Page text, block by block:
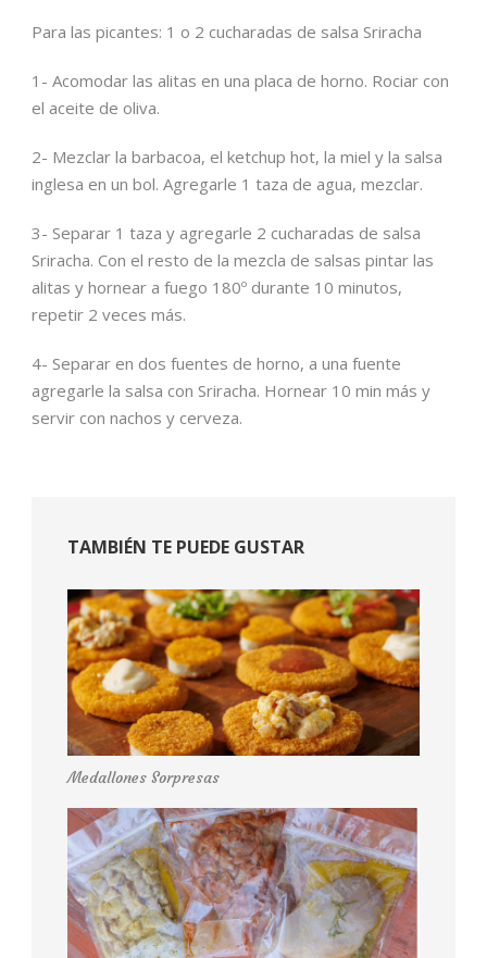
Para las picantes: 1 o 2 cucharadas de salsa Sriracha
1- Acomodar las alitas en una placa de horno. Rociar con
el aceite de oliva.
2- Mezclar la barbacoa, el ketchup hot, la miel y la salsa
inglesa en un bol. Agregarle 1 taza de agua, mezclar.
3- Separar 1 taza y agregarle 2 cucharadas de salsa
Sriracha. Con el resto de la mezcla de salsas pintar las
alitas y hornear a fuego 180º durante 10 minutos,
repetir 2 veces más.
4- Separar en dos fuentes de horno, a una fuente
agregarle la salsa con Sriracha. Hornear 10 min más y
servir con nachos y cerveza.
TAMBIÉN TE PUEDE GUSTAR
Medallones Sorpresas